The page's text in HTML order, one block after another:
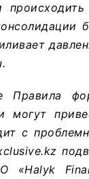
Правила
могут
с
«Halyk